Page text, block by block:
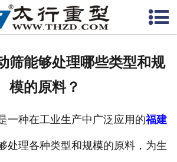
网站首页
筛能够处理哪些类型和规
模的原料？
种在工业生产中广泛应用的福建
处理各种类型和规模的原料，为生